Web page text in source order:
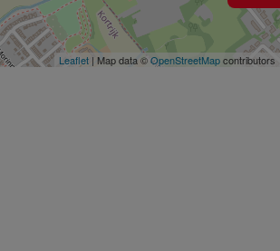
Leaflet | Map data ©OpenStreetMapcontributors